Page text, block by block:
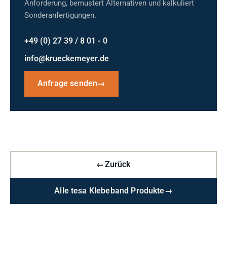
Anforderung, bemustert Alternativen und kalkuliert
Sonderanfertigungen.
+49 (0) 27 39 / 8 01 - 0
info@krueckemeyer.de
Anfrage senden→
←Zurück
Alle tesa Klebeband Produkte→